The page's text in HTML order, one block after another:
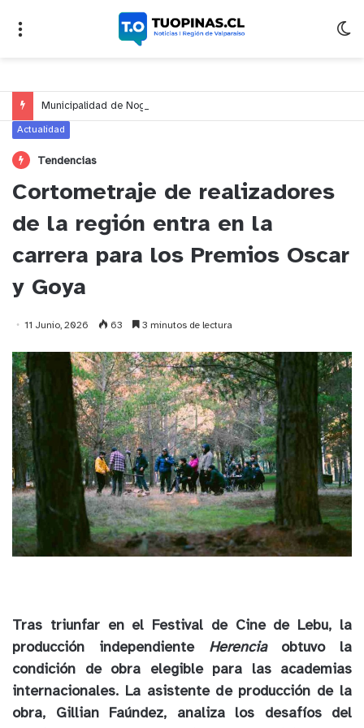
Actualidad
Tendencias
Cortometraje de realizadores
de la región entra en la
carrera para los Premios Oscar
y Goya
11 Junio, 2026 63 3 minutos de lectura
Tras triunfar en el Festival de Cine de Lebu, la
producción independiente Herenciaobtuvo la
condición de obra elegible para las academias
internacionales. La asistente de producción de la
obra, Gillian Faúndez, analiza los desafíos del